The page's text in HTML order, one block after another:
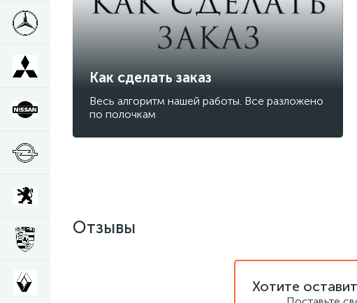
Как сделать заказ
Весь алгоритм нашей работы. Все разложено
по полочкам
Отзывы
Хотите